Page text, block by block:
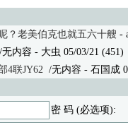
？老美伯克也就五六十艘 -
无内容 - 大虫 05/03/21 (451)
4联JY62 /无内容 - 石国成
密 码 (必选项):